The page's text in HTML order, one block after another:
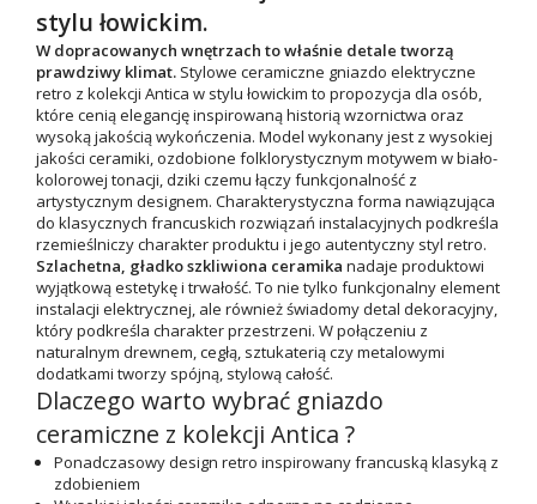
stylu łowickim.
W dopracowanych wnętrzach to właśnie detale tworzą
prawdziwy klimat. Stylowe ceramiczne gniazdo elektryczne
retro z kolekcji Antica w stylu łowickim to propozycja dla osób,
które cenią elegancję inspirowaną historią wzornictwa oraz
wysoką jakością wykończenia. Model wykonany jest z wysokiej
jakości ceramiki, ozdobione folklorystycznym motywem w biało-
kolorowej tonacji, dziki czemu łączy funkcjonalność z
artystycznym designem. Charakterystyczna forma nawiązująca
do klasycznych francuskich rozwiązań instalacyjnych podkreśla
rzemieślniczy charakter produktu i jego autentyczny styl retro.
Szlachetna, gładko szkliwiona ceramika nadaje produktowi
wyjątkową estetykę i trwałość. To nie tylko funkcjonalny element
instalacji elektrycznej, ale również świadomy detal dekoracyjny,
który podkreśla charakter przestrzeni. W połączeniu z
naturalnym drewnem, cegłą, sztukaterią czy metalowymi
dodatkami tworzy spójną, stylową całość.
Dlaczego warto wybrać gniazdo
ceramiczne z kolekcji Antica ?
Ponadczasowy design retro inspirowany francuską klasyką z
zdobieniem